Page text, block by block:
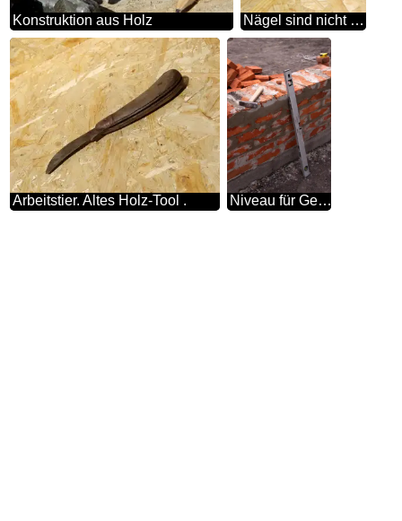
Konstruktion aus Holz Nägel sind nicht gehämmert
Arbeitstier. Altes Holz-Tool . Niveau für Gebäude